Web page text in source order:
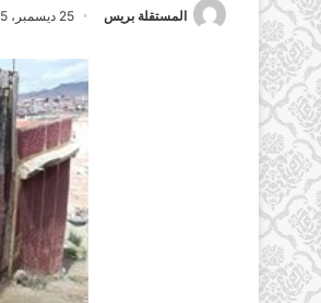
المستقلة بريس 25 ديسمبر، 2015